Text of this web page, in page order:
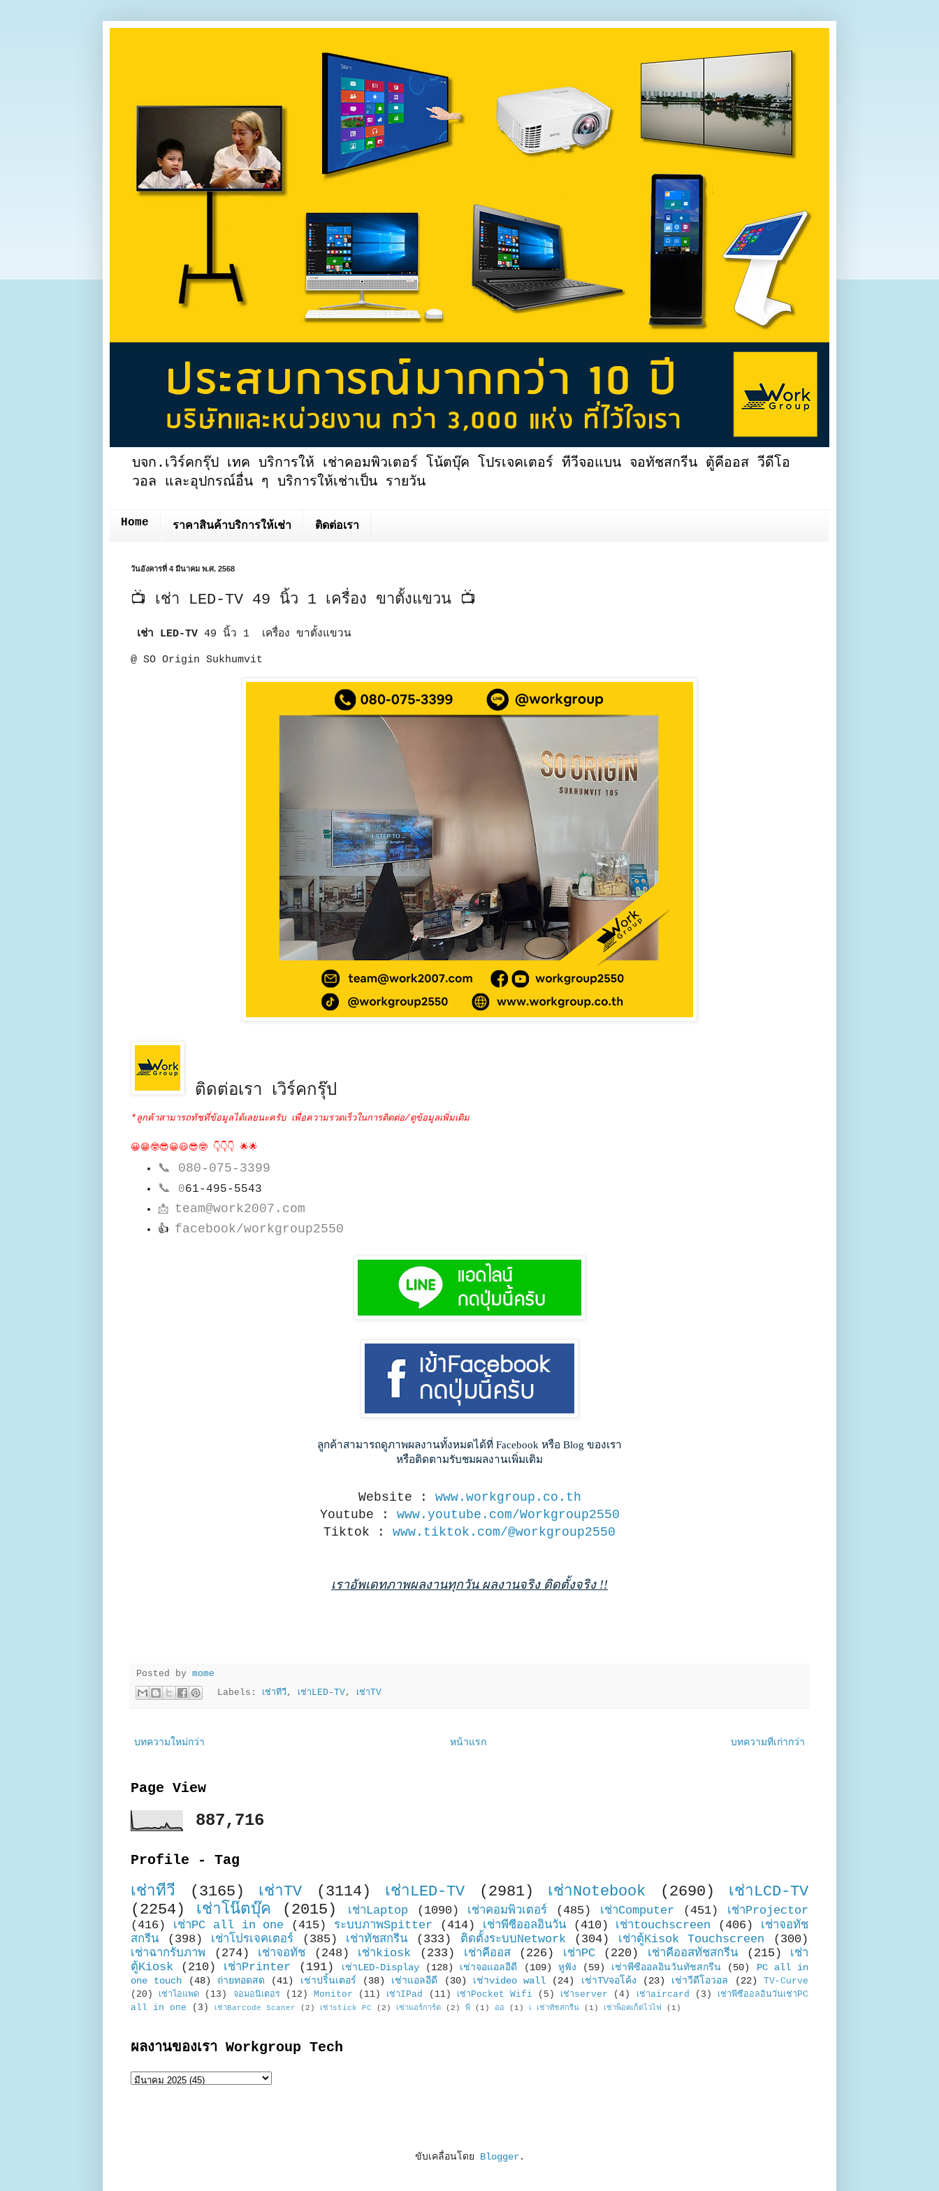
บจก.เวิร์คกรุ๊ป เทค บริการให้ เช่าคอมพิวเตอร์ โน้ตบุ๊ค โปรเจคเตอร์ ทีวีจอแบน จอทัชสกรีน ตู้คีออส วีดีโอ
วอล และอุปกรณ์อื่น ๆ บริการให้เช่าเป็น รายวัน
Home ราคาสินค้าบริการให้เช่า ติดต่อเรา
วันอังคารที่ 4 มีนาคม พ.ศ. 2568
📺 เช่า LED-TV 49 นิ้ว 1 เครื่อง ขาตั้งแขวน 📺
เช่า LED-TV 49 นิ้ว 1 เครื่อง ขาตั้งแขวน
@ SO Origin Sukhumvit
ติดต่อเรา เวิร์คกรุ๊ป
*ลูกค้าสามารถทัชที่ข้อมูลได้เลยนะครับ เพื่อความรวดเร็วในการติดต่อ/ดูข้อมูลเพิ่มเติม
😀😁🤓😎😀😃😎🤓 👇👇👇 🌟🌟
📞 080-075-3399
📞
061-495-5543
📩 team@work2007.com
👍 facebook/workgroup2550
ลูกค้าสามารถดูภาพผลงานทั้งหมดได้ที่ Facebook หรือ Blog ของเรา
หรือติดตามรับชมผลงานเพิ่มเติม
Website : www.workgroup.co.th
Youtube : www.youtube.com/Workgroup2550
Tiktok : www.tiktok.com/@workgroup2550
เราอัพเดทภาพผลงานทุกวัน ผลงานจริง ติดตั้งจริง !!
Posted by mome
Labels:
เช่าทีวี, เช่าLED-TV, เช่าTV
บทความใหม่กว่า บทความที่เก่ากว่า
หน้าแรก
Page View
887,716
Profile - Tag
เช่าทีวี (3165) เช่าTV (3114) เช่าLED-TV (2981) เช่าNotebook (2690)
เช่าLCD-TV
(2254)
เช่าโน๊ตบุ๊ค (2015) เช่าLaptop (1090) เช่าคอมพิวเตอร์ (485) เช่าComputer (451)
เช่าProjector
(416)
เช่าPC all in one (415) ระบบภาพSpitter (414) เช่าพีซีออลอินวัน (410) เช่าtouchscreen (406)
เช่าจอทัช
สกรีน
(398) เช่าโปรเจคเตอร์ (385) เช่าทัชสกรีน (333) ติดตั้งระบบNetwork (304) เช่าตู้Kisok Touchscreen
(300)
เช่าฉากรับภาพ
(274) เช่าจอทัช (248) เช่าkiosk (233) เช่าคีออส (226) เช่าPC (220) เช่าคีออสทัชสกรีน (215)
เช่า
ตู้Kiosk
(210) เช่าPrinter (191) เช่าLED-Display (128) เช่าจอแอลอีดี (109) หูฟัง (59) เช่าพีซีออลอินวันทัชสกรีน (50)
PC all in
one touch
(48) ถ่ายทอดสด (41) เช่าปริ้นเตอร์ (38) เช่าแอลอีดี (30) เช่าvideo wall (24) เช่าTVจอโค้ง (23) เช่าวีดีโอวอล (22)
TV-Curve
(20)
เช่าไอแพด (13) จอมอนิเตอร (12) Monitor (11) เช่าIPad (11) เช่าPocket Wifi (5) เช่าserver (4) เช่าaircard (3)
เช่าพีซีออลอินวันเช่าPC
all in one
(3) เช่าBarcode Scaner (2) เช่าstick PC (2) เช่าแอร์การ์ด (2) พี (1) ออ (1) เ เช่าทัชสกรีน (1) เช่าพ็อคเก็ตไวไฟ (1)
ผลงานของเรา Workgroup Tech
ขับเคลื่อนโดย Blogger.